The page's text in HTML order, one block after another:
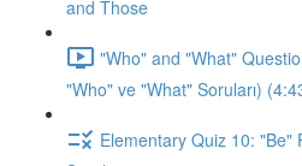
and Those
"Who" and "What"
"Who" ve "What" Soruları)
Elementary Quiz 10: "Be"